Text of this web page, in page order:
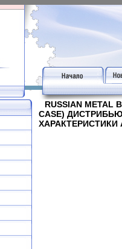
RUSSIAN METAL
CASE)
ХАРАКТЕРИСТИКИ